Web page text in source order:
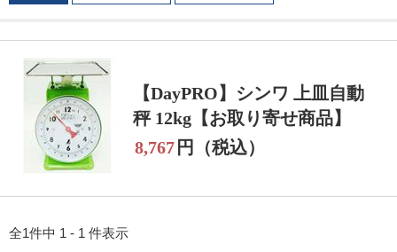
【DayPRO】シンワ 上皿自動
秤 12kg【お取り寄せ商品】
8,767 円（税込）
全1件中 1 - 1 件表示